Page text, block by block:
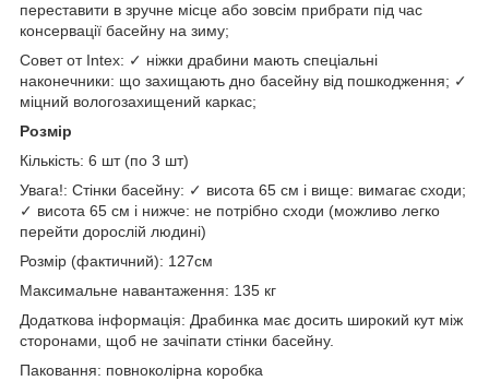
переставити в зручне місце або зовсім прибрати під час
консервації басейну на зиму;
Совет от Intex: ✓ ніжки драбини мають спеціальні
наконечники: що захищають дно басейну від пошкодження; ✓
міцний вологозахищений каркас;
Розмір
Кількість: 6 шт (по 3 шт)
Увага!: Стінки басейну: ✓ висота 65 см і вище: вимагає сходи;
✓ висота 65 см і нижче: не потрібно сходи (можливо легко
перейти дорослій людині)
Розмір (фактичний): 127см
Максимальне навантаження: 135 кг
Додаткова інформація: Драбинка має досить широкий кут між
сторонами, щоб не зачіпати стінки басейну.
Паковання: повноколірна коробка